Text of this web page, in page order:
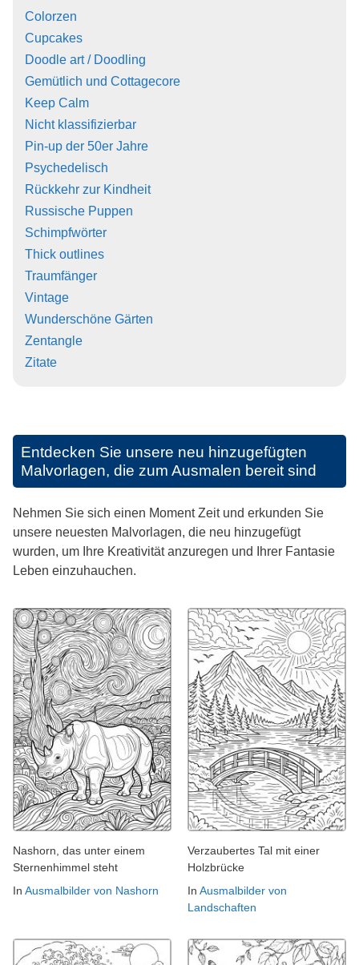
Colorzen
Cupcakes
Doodle art / Doodling
Gemütlich und Cottagecore
Keep Calm
Nicht klassifizierbar
Pin-up der 50er Jahre
Psychedelisch
Rückkehr zur Kindheit
Russische Puppen
Schimpfwörter
Thick outlines
Traumfänger
Vintage
Wunderschöne Gärten
Zentangle
Zitate
Entdecken Sie unsere neu hinzugefügten
Malvorlagen, die zum Ausmalen bereit sind
Nehmen Sie sich einen Moment Zeit und erkunden Sie
unsere neuesten Malvorlagen, die neu hinzugefügt
wurden, um Ihre Kreativität anzuregen und Ihrer Fantasie
Leben einzuhauchen.
Nashorn, das unter einem
Sternenhimmel steht
In Ausmalbilder von Nashorn
Verzaubertes Tal mit einer
Holzbrücke
In Ausmalbilder von
Landschaften